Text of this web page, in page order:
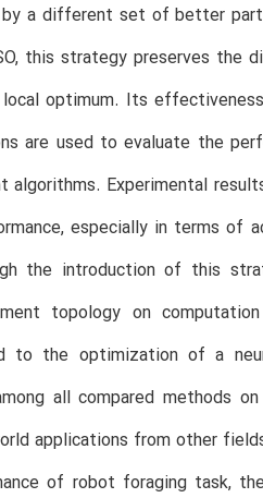
a different set of better
this strategy preserves the
optimum. Its
are used to evaluate the
Experimental
especially in terms of
the introduction of this
topology on
to the optimization of a
all compared methods
applications from other
of robot foraging task,